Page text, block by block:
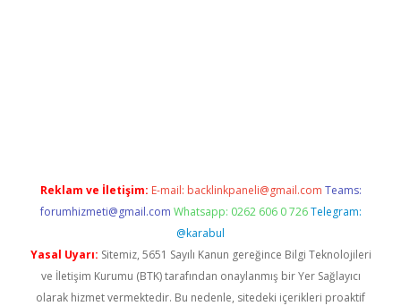
Reklam ve İletişim: E-mail: backlinkpaneli@gmail.com Teams:
forumhizmeti@gmail.com Whatsapp: 0262 606 0 726 Telegram:
@karabul
Yasal Uyarı: Sitemiz, 5651 Sayılı Kanun gereğince Bilgi Teknolojileri
ve İletişim Kurumu (BTK) tarafından onaylanmış bir Yer Sağlayıcı
olarak hizmet vermektedir. Bu nedenle, sitedeki içerikleri proaktif